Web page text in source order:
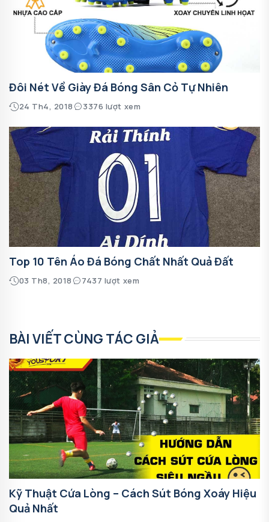
Đôi Nét Về Giày Đá Bóng Sân Cỏ Tự Nhiên
24 Th4, 2018 3376 lượt xem
Top 10 Tên Áo Đá Bóng Chất Nhất Quả Đất
03 Th8, 2018 7437 lượt xem
BÀI VIẾT CÙNG TÁC GIẢ
Kỹ Thuật Cứa Lòng – Cách Sút Bóng Xoáy Hiệu
Quả Nhất